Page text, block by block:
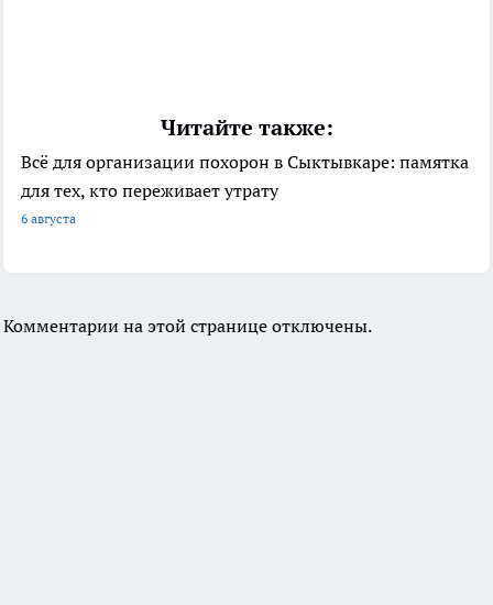
Читайте также:
Всё для организации похорон в Сыктывкаре: памятка
для тех, кто переживает утрату
6 августа
Комментарии на этой странице отключены.